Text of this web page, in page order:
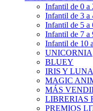
Infantil de 0 a
Infantil de 3 a
Infantil de 5 a
Infantil de 7 a
Infantil de 10
UNICORNIA
BLUEY
IRIS Y LUNA
MAGIC
MÁS
LIBRERIAS
PREMIOS